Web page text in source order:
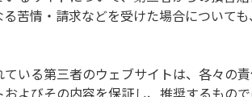
苦情・請求などを受けた場合について
いる第三者のウェブサイトは、各々の
よびその内容を保証し、推奨するもの